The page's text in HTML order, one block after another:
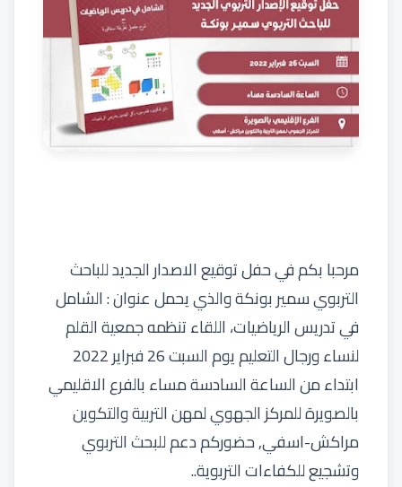
مرحبا بكم في حفل توقيعالاصدار الجديدللباحث
التربوي سمير بونكة والذي يحمل عنوان : الشامل
في تدريس الرياضيات، اللقاء تنظمه جمعية القلم
لنساء ورجال التعليم يوم السبت 26 فبراير 2022
ابتداء من الساعة السادسة مساء بالفرع الاقليمي
بالصويرة للمركز الجهوي لمهن التربية والتكوين
مراكش-اسفي, حضوركم دعم للبحث التربوي
وتشجيع للكفاءات التربوية..